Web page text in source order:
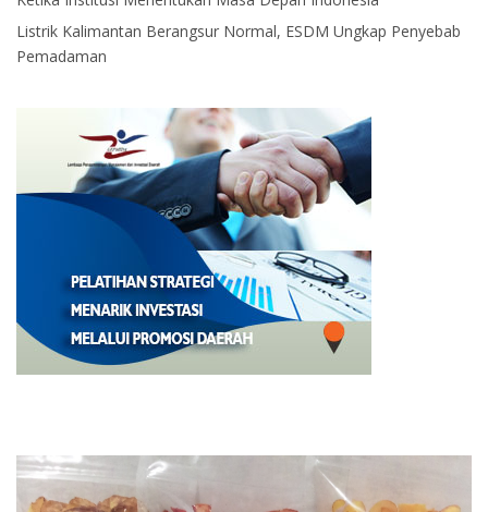
Listrik Kalimantan Berangsur Normal, ESDM Ungkap Penyebab
Pemadaman